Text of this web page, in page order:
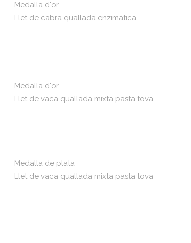
Medalla d'or
Llet de cabra quallada enzimàtica
Medalla d'or
Llet de vaca quallada mixta pasta tova
Medalla de plata
Llet de vaca quallada mixta pasta tova